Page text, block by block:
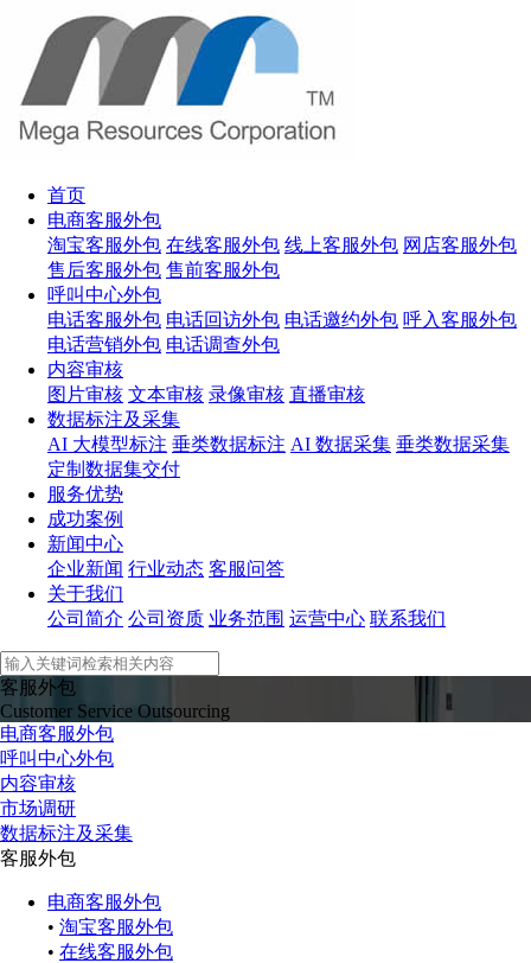
首页
电商客服外包
淘宝客服外包 在线客服外包 线上客服外包 网店客服外包
售后客服外包 售前客服外包
呼叫中心外包
电话客服外包 电话回访外包 电话邀约外包 呼入客服外包
电话营销外包 电话调查外包
内容审核
图片审核 文本审核 录像审核 直播审核
数据标注及采集
AI 大模型标注 垂类数据标注 AI 数据采集 垂类数据采集
定制数据集交付
服务优势
成功案例
新闻中心
企业新闻 行业动态 客服问答
关于我们
公司简介 公司资质 业务范围 运营中心 联系我们
客服外包
Customer Service Outsourcing
电商客服外包
呼叫中心外包
内容审核
市场调研
数据标注及采集
客服外包
电商客服外包
• 淘宝客服外包
• 在线客服外包